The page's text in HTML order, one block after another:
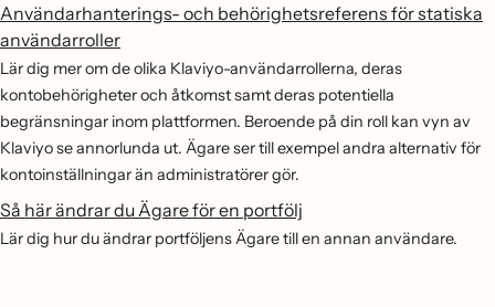
Användarhanterings- och behörighetsreferens för statiska
användarroller
Lär dig mer om de olika Klaviyo-användarrollerna, deras
kontobehörigheter och åtkomst samt deras potentiella
begränsningar inom plattformen. Beroende på din roll kan vyn av
Klaviyo se annorlunda ut. Ägare ser till exempel andra alternativ för
kontoinställningar än administratörer gör.
Så här ändrar du Ägare för en portfölj
Lär dig hur du ändrar portföljens Ägare till en annan användare.